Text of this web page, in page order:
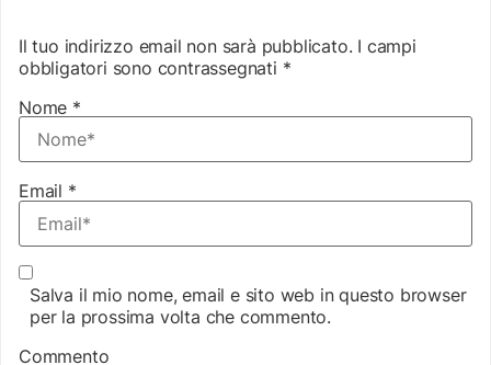
Il tuo indirizzo email non sarà pubblicato. I campi
obbligatori sono contrassegnati *
Nome *
Email *
Salva il mio nome, email e sito web in questo browser
per la prossima volta che commento.
Commento